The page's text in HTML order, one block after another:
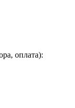
оплата):